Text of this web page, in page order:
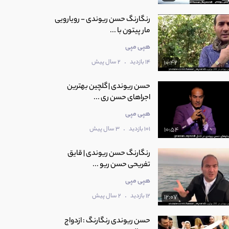
10:42
رنگارنگ حسن ریوندی - رویارویی
مار پیتون با ...
هپی مپی
14 بازدید . 2 سال پیش
10:54
حسن ریوندی | گلچین بهترین
اجراهای حسن ری ...
هپی مپی
101 بازدید . 3 سال پیش
12:07
رنگارنگ حسن ریوندی | قایق
تفریحی حسن ریو ...
هپی مپی
12 بازدید . 2 سال پیش
حسن ریوندی رنگارنگ : ازدواج